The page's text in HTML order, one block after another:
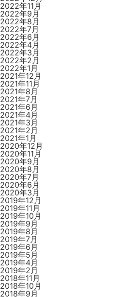
2022年11月
2022年9月
2022年8月
2022年7月
2022年6月
2022年4月
2022年3月
2022年2月
2022年1月
2021年12月
2021年11月
2021年8月
2021年7月
2021年6月
2021年4月
2021年3月
2021年2月
2021年1月
2020年12月
2020年11月
2020年9月
2020年8月
2020年7月
2020年6月
2020年3月
2019年12月
2019年11月
2019年10月
2019年9月
2019年8月
2019年7月
2019年6月
2019年5月
2019年4月
2019年2月
2018年11月
2018年10月
2018年9月